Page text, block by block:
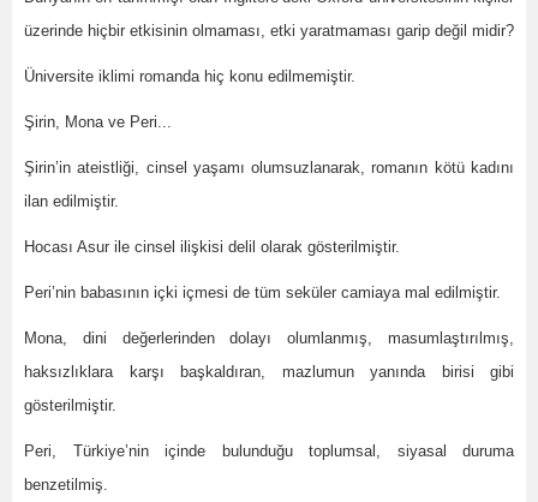
üzerinde hiçbir etkisinin olmaması, etki yaratmaması garip değil midir?
Üniversite iklimi romanda hiç konu edilmemiştir.
Şirin, Mona ve Peri...
Şirin’in ateistliği, cinsel yaşamı olumsuzlanarak, romanın kötü kadını
ilan edilmiştir.
Hocası Asur ile cinsel ilişkisi delil olarak gösterilmiştir.
Peri’nin babasının içki içmesi de tüm seküler camiaya mal edilmiştir.
Mona, dini değerlerinden dolayı olumlanmış, masumlaştırılmış,
haksızlıklara karşı başkaldıran, mazlumun yanında birisi gibi
gösterilmiştir.
Peri, Türkiye’nin içinde bulunduğu toplumsal, siyasal duruma
benzetilmiş.